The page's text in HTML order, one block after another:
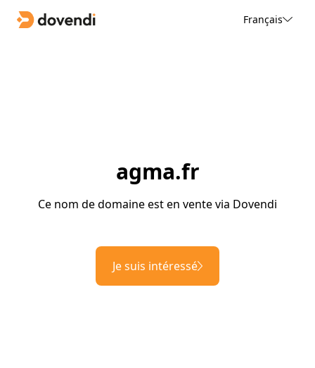
Français
agma.fr
Ce nom de domaine est en vente via Dovendi
Je suis intéressé